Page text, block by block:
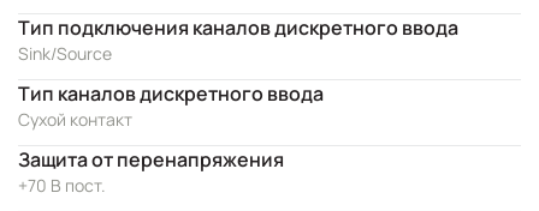
Тип подключения каналов дискретного ввода
Sink/Source
Тип каналов дискретного ввода
Сухой контакт
Защита от перенапряжения
+70 В пост.